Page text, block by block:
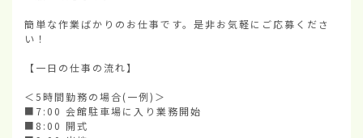
簡単な作業ばかりのお仕事です。是非お気軽にご応募くださ
い！
【一日の仕事の流れ】
＜5時間勤務の場合(一例)＞
■7:00 会館駐車場に入り業務開始
■8:00 開式